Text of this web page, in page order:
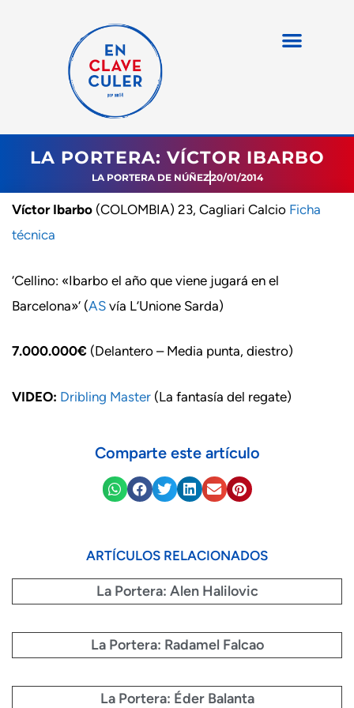
LA PORTERA: VÍCTOR IBARBO
LA PORTERA DE NÚÑEZ20/01/2014
Víctor Ibarbo (COLOMBIA) 23, Cagliari Calcio Ficha
técnica
‘Cellino: «Ibarbo el año que viene jugará en el
Barcelona»‘ (AS vía L’Unione Sarda)
7.000.000€ (Delantero – Media punta, diestro)
VIDEO: Dribling Master (La fantasía del regate)
Comparte este artículo
ARTÍCULOS RELACIONADOS
La Portera: Alen Halilovic
La Portera: Radamel Falcao
La Portera: Éder Balanta